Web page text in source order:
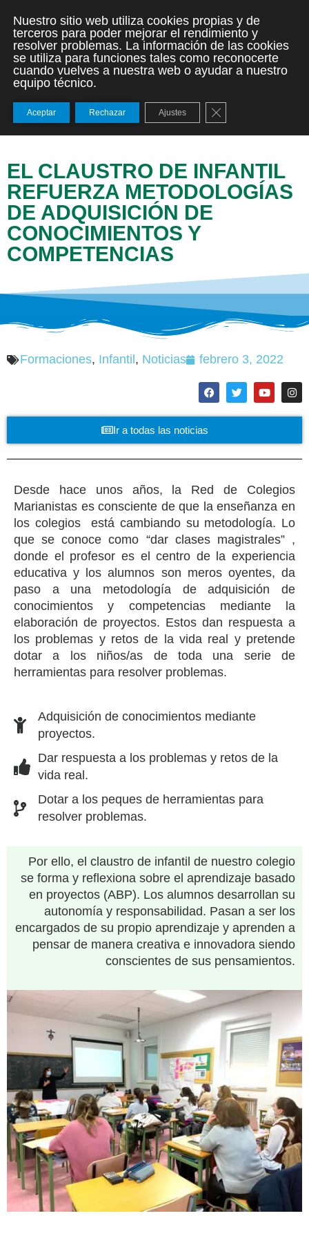
EL CLAUSTRO DE INFANTIL
REFUERZA METODOLOGÍAS
DE ADQUISICIÓN DE
CONOCIMIENTOS Y
COMPETENCIAS
Formaciones, Infantil , Noticias febrero 3, 2022
Ir a todas las noticias
Desde hace unos años, la Red de Colegios
Marianistas es consciente de que la enseñanza en
los colegios está cambiando su metodología. Lo
que se conoce como “dar clases magistrales” ,
donde el profesor es el centro de la experiencia
educativa y los alumnos son meros oyentes, da
paso a una metodología de adquisición de
conocimientos y competencias mediante la
elaboración de proyectos. Estos dan respuesta a
los problemas y retos de la vida real y pretende
dotar a los niños/as de toda una serie de
herramientas para resolver problemas.
Adquisición de conocimientos mediante
proyectos.
Dar respuesta a los problemas y retos de la
vida real.
Dotar a los peques de herramientas para
resolver problemas.
Por ello, el claustro de infantil de nuestro colegio
se forma y reflexiona sobre el aprendizaje basado
en proyectos (ABP). Los alumnos desarrollan su
autonomía y responsabilidad. Pasan a ser los
encargados de su propio aprendizaje y aprenden a
pensar de manera creativa e innovadora siendo
conscientes de sus pensamientos.
Nuestro sitio web utiliza cookies propias y de
terceros para poder mejorar el rendimiento y
resolver problemas. La información de las cookies
se utiliza para funciones tales como reconocerte
cuando vuelves a nuestra web o ayudar a nuestro
equipo técnico.
Aceptar Rechazar Ajustes Cerrar el banner de